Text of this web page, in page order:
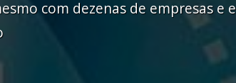
com dezenas de empresas